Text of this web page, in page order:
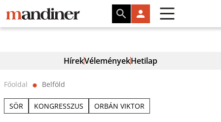
HírekVéleményekHetilap
Főoldal ⬤ Belföld
SÖR KONGRESSZUS ORBÁN VIKTOR